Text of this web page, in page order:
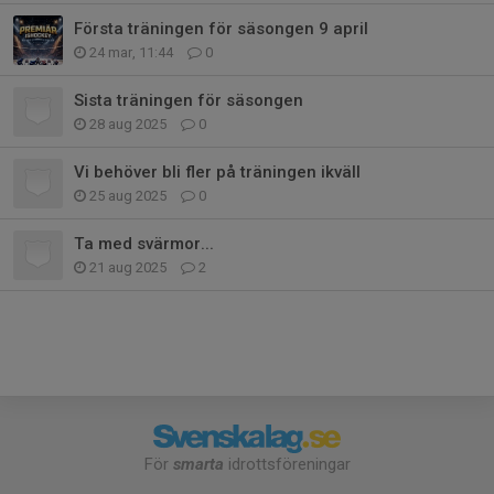
Första träningen för säsongen 9 april
24 mar, 11:44 0
Sista träningen för säsongen
28 aug 2025 0
Vi behöver bli fler på träningen ikväll
25 aug 2025 0
Ta med svärmor...
21 aug 2025 2
För smarta idrottsföreningar